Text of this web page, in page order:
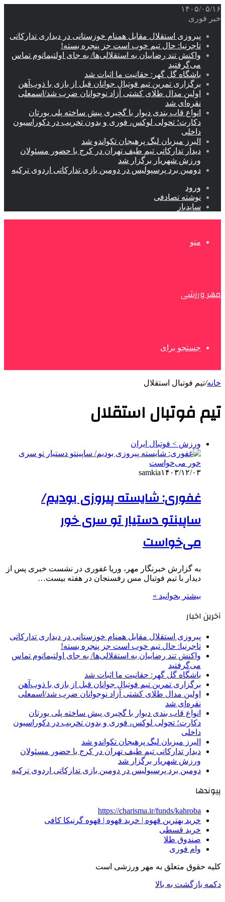
۱۴۰۵/۰۵/۱۶
خبر فوری
پیروزی استقلال مقابل همنام خوزستانی در دیداری تدارکاتی
تاجرنیا: حال تیم خوب است جز پنجره بسته!
واکنش تند رضاییان به استقلالی‌ها/ به جای اولتیماتوم تماس
می‌گرفتید
باشگاه گل گهر: حقانیت ما اثبات شد
برگزاری تمرین تیم فوتبال جوانان قبل از بازی با ذوب‌آهن
اولین مدال طلای کشتی آزاد نوجوانان ضرب شد/اسمعلی
نقره‌ای شد
انواع قاب بندی دیوار با گچبری پیش ساخته پلی یورتان
دکارت؛ تحولی لوکس، فوری و بدون تخریب در دکوراسیون
داخلی
البرز میزبان لیگ پرهیجان تکواندو شد
دیدار تدارکاتی تیم طیف تهران در کرج با حضور مسئولان
ورزش شهریار برگزار شد
دومین برد پرسپولیس در دومین بازی تدارکاتی اردوی ترکیه
ورود
نوشته تصادفی
سایدبار
منو
مهر ورزشی
جستجو برای
خانه/تیم فوتبال استقلال
تیم فوتبال استقلال
ورزش > فوتبال ایران
samkia۱۴۰۳/۱۲/۰۳
غفوری: شایسته پیروزی بودیم/
ساپینتو دستیار تو سری خور
می‌خواست
به گزارش خبرنگار مهر، وریا غفوری در نشست خبری پس از
دیدار با تیم فوتبال مس رفسنجان در هفته بیست…
بیشتر بخوانید »
آخرین اخبار
پیروزی استقلال مقابل همنام خوزستانی در دیداری تدارکاتی
تاجرنیا: حال تیم خوب است جز پنجره بسته!
واکنش تند رضاییان به استقلالی‌ها/ به جای اولتیماتوم تماس
می‌گرفتید
باشگاه گل گهر: حقانیت ما اثبات شد
برگزاری تمرین تیم فوتبال جوانان قبل از بازی با ذوب‌آهن
اولین مدال طلای کشتی آزاد نوجوانان ضرب شد/اسمعلی
نقره‌ای شد
انواع قاب بندی دیوار با گچبری پیش ساخته پلی یورتان
دکارت؛ تحولی لوکس، فوری و بدون تخریب در دکوراسیون
داخلی
البرز میزبان لیگ پرهیجان تکواندو شد
دیدار تدارکاتی تیم طیف تهران در کرج با حضور مسئولان
ورزش شهریار برگزار شد
دومین برد پرسپولیس در دومین بازی تدارکاتی اردوی ترکیه
پیوندها
https://charisma.ir/funds/kahroba
خرید بهترین قهوه | خرید قهوه | قهوه گرنیکا کافی
خرید قسطی
صندوق طلا
وام فوری
کلیه حقوق متعلق به مهر ورزشی است
دکمه بازگشت به بالا